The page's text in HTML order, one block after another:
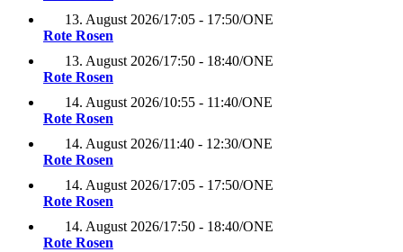
13. August 2026/17:05 - 17:50/ONE
Rote Rosen
13. August 2026/17:50 - 18:40/ONE
Rote Rosen
14. August 2026/10:55 - 11:40/ONE
Rote Rosen
14. August 2026/11:40 - 12:30/ONE
Rote Rosen
14. August 2026/17:05 - 17:50/ONE
Rote Rosen
14. August 2026/17:50 - 18:40/ONE
Rote Rosen